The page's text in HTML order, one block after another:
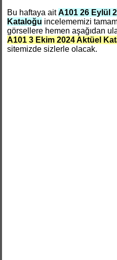
Bu haftaya aitA101 26 Eylül
Kataloğu incelememizi
görsellere hemen aşağıdan
A101 3 Ekim 2024 Aktüel
sitemizde sizlerle olacak.